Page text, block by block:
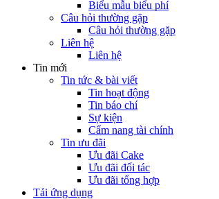
Biểu mẫu biểu phí
Câu hỏi thường gặp
Câu hỏi thường gặp
Liên hệ
Liên hệ
Tin mới
Tin tức & bài viết
Tin hoạt động
Tin báo chí
Sự kiện
Cẩm nang tài chính
Tin ưu đãi
Ưu đãi Cake
Ưu đãi đối tác
Ưu đãi tổng hợp
Tải ứng dụng